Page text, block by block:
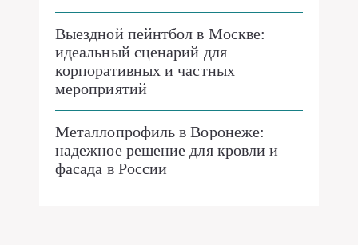
Выездной пейнтбол в Москве:
идеальный сценарий для
корпоративных и частных
мероприятий
Металлопрофиль в Воронеже:
надежное решение для кровли и
фасада в России